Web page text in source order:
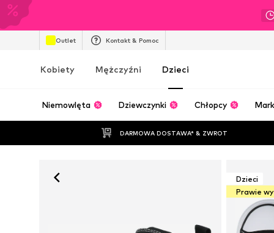
Outlet Kontakt & Pomoc
Kobiety Mężczyźni Dzieci
Niemowlęta Dziewczynki Chłopcy
DARMOWA DOSTAWA* & ZWROT
Dzieci
Prawie